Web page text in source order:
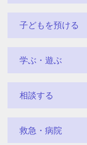
子どもを預ける
学ぶ・遊ぶ
相談する
救急・病院